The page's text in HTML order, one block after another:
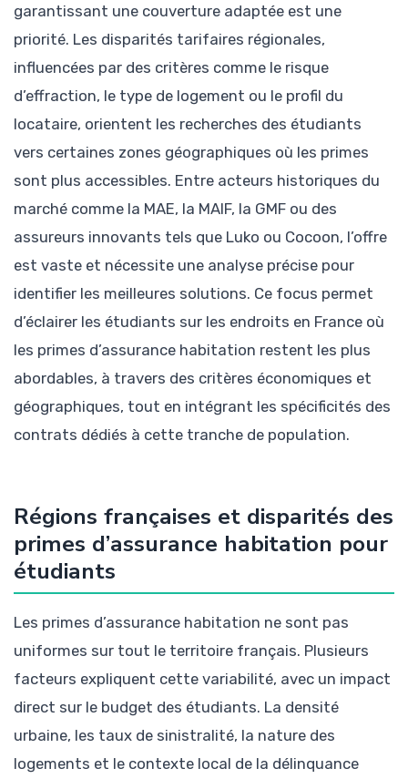
garantissant une couverture adaptée est une
priorité. Les disparités tarifaires régionales,
influencées par des critères comme le risque
d’effraction, le type de logement ou le profil du
locataire, orientent les recherches des étudiants
vers certaines zones géographiques où les primes
sont plus accessibles. Entre acteurs historiques du
marché comme la MAE, la MAIF, la GMF ou des
assureurs innovants tels que Luko ou Cocoon, l’offre
est vaste et nécessite une analyse précise pour
identifier les meilleures solutions. Ce focus permet
d’éclairer les étudiants sur les endroits en France où
les primes d’assurance habitation restent les plus
abordables, à travers des critères économiques et
géographiques, tout en intégrant les spécificités des
contrats dédiés à cette tranche de population.
Régions françaises et disparités des
primes d’assurance habitation pour
étudiants
Les primes d’assurance habitation ne sont pas
uniformes sur tout le territoire français. Plusieurs
facteurs expliquent cette variabilité, avec un impact
direct sur le budget des étudiants. La densité
urbaine, les taux de sinistralité, la nature des
logements et le contexte local de la délinquance